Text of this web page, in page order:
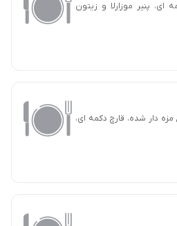
ای، پنیر موزارلا و زیتون
دار شده، قارچ دکمه ای،